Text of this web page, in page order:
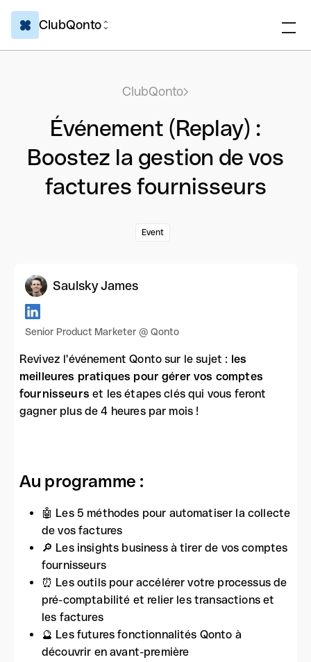
ClubQonto
ClubQonto
Événement (Replay) :
Boostez la gestion de vos
factures fournisseurs
Event
Saulsky James
Senior Product Marketer @ Qonto
Revivez l'événement Qonto sur le sujet : les
meilleures pratiques pour gérer vos comptes
fournisseurset les étapes clés qui vous feront
gagner plus de 4 heures par mois !
Au programme :
🤖 Les 5 méthodes pour automatiser la collecte
de vos factures
🔎 Les insights business à tirer de vos comptes
fournisseurs
⏰ Les outils pour accélérer votre processus de
pré-comptabilité et relier les transactions et
les factures
🔮 Les futures fonctionnalités Qonto à
découvrir en avant-première